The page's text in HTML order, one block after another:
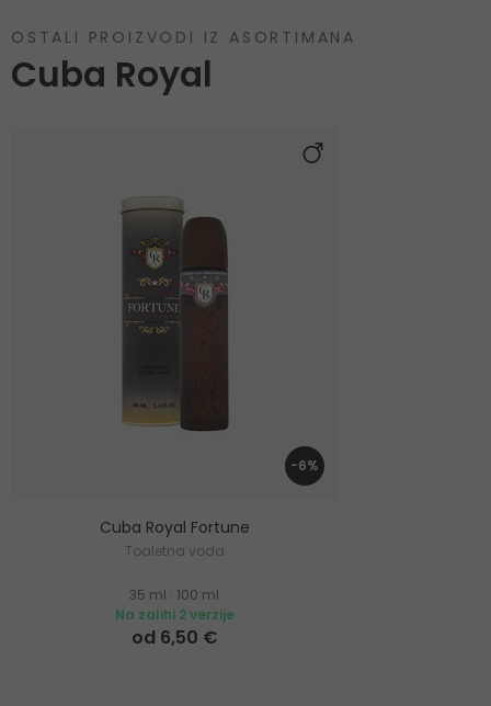
OSTALI PROIZVODI IZ ASORTIMANA
Cuba Royal
-6%
Cuba Royal Fortune
Toaletna voda
35 ml
100 ml
Na zalihi 2 verzije
od 6,50 €